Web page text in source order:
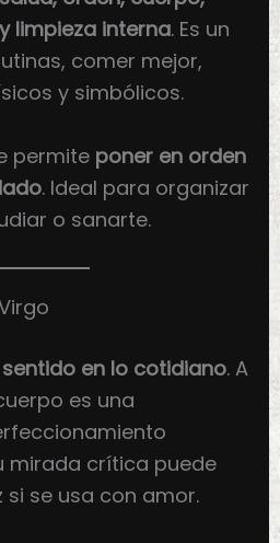
limpieza interna. Es un
comer mejor,
y simbólicos.
permite poner en orden
. Ideal para organizar
o sanarte.
en lo cotidiano. A
es una
mirada crítica puede
si se usa con amor.